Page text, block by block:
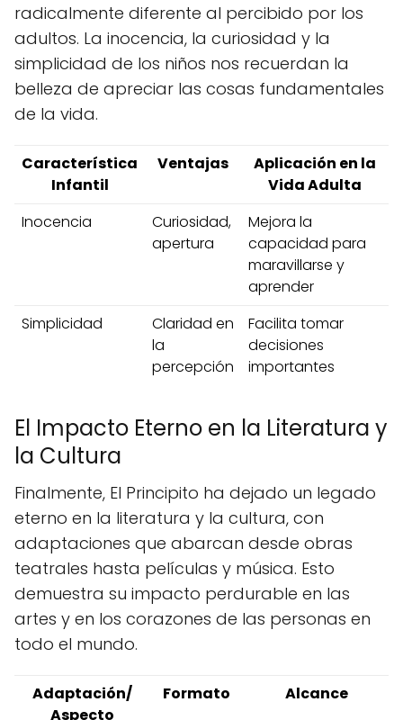
radicalmente diferente al percibido por los
adultos. La inocencia, la curiosidad y la
simplicidad de los niños nos recuerdan la
belleza de apreciar las cosas fundamentales
de la vida.
Característica
Infantil
Ventajas
Aplicación en la
Vida Adulta
Inocencia
Curiosidad,
apertura
Mejora la
capacidad para
maravillarse y
aprender
Simplicidad
Claridad en
la
percepción
Facilita tomar
decisiones
importantes
El Impacto Eterno en la Literatura y
la Cultura
Finalmente, El Principito ha dejado un legado
eterno en la literatura y la cultura, con
adaptaciones que abarcan desde obras
teatrales hasta películas y música. Esto
demuestra su impacto perdurable en las
artes y en los corazones de las personas en
todo el mundo.
Adaptación/
Aspecto
Formato Alcance